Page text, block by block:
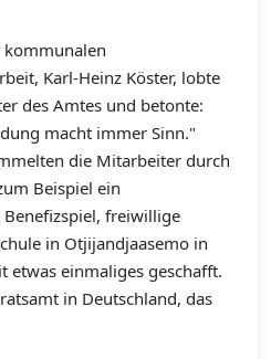
Karl-Heinz Köster, lobte
des Amtes und betonte:
macht immer Sinn."
die Mitarbeiter durch
Beispiel ein
freiwillige
in Otjijandjaasemo in
etwas einmaliges geschafft.
in Deutschland, das